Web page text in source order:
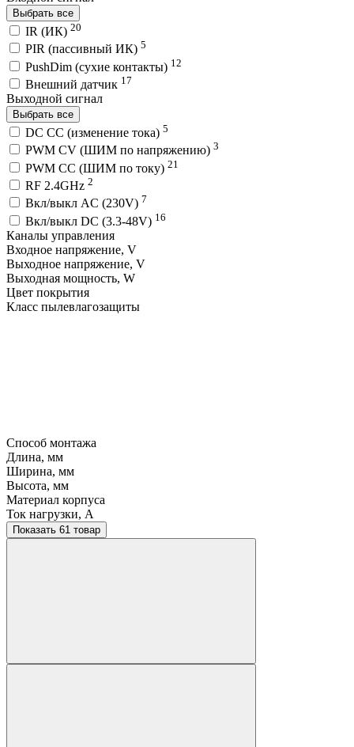
Выбрать все
IR (ИК) 20
PIR (пассивный ИК) 5
PushDim (сухие контакты) 12
Внешний датчик 17
Выходной сигнал
Выбрать все
DC CC (изменение тока) 5
PWM СV (ШИМ по напряжению) 3
PWM СС (ШИМ по току) 21
RF 2.4GHz 2
Вкл/выкл AC (230V) 7
Вкл/выкл DC (3.3-48V) 16
Каналы управления
Входное напряжение, V
Выходное напряжение, V
Выходная мощность, W
Цвет покрытия
Класс пылевлагозащиты
Способ монтажа
Длина, мм
Ширина, мм
Высота, мм
Материал корпуса
Ток нагрузки, A
Показать 61 товар